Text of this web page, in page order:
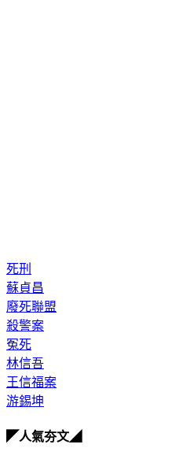
死刑
蘇貞昌
廢死聯盟
殺警案
冤死
林信吾
王信福案
游錫坤
◤人氣夯文◢